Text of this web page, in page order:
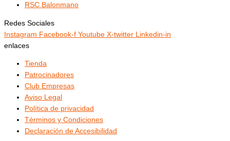
RSC Balonmano
Redes Sociales
Instagram Facebook-f Youtube X-twitter Linkedin-in
enlaces
Tienda
Patrocinadores
Club Empresas
Aviso Legal
Política de privacidad
Términos y Condiciones
Declaración de Accesibilidad